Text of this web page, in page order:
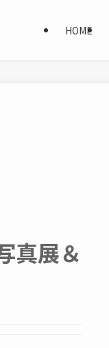
HOME
真展＆